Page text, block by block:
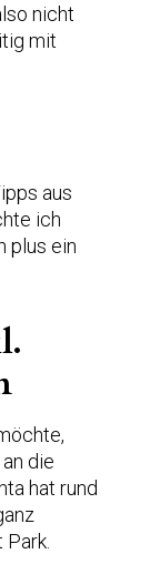
nicht
mit
aus
ich
plus ein
die
hat rund